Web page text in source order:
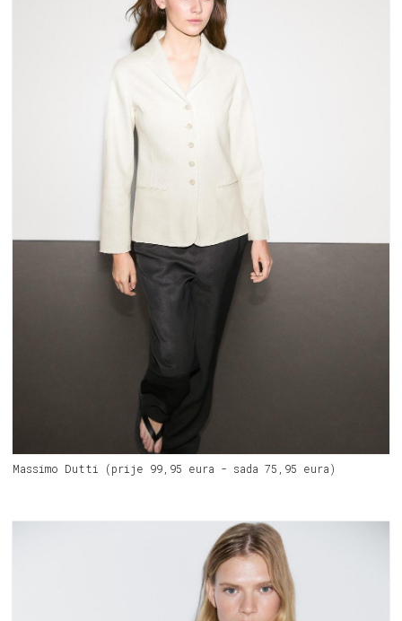
Massimo Dutti (prije 99,95 eura - sada 75,95 eura)